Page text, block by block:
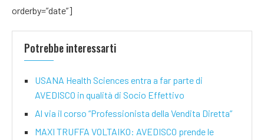
orderby=”date”]
Potrebbe interessarti
USANA Health Sciences entra a far parte di
AVEDISCO in qualità di Socio Effettivo
Al via il corso “Professionista della Vendita Diretta”
MAXI TRUFFA VOLTAIKO: AVEDISCO prende le